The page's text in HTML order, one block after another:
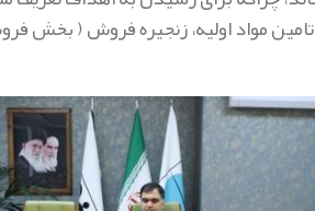
تامین مواد اولیه، زنجیره فروش (